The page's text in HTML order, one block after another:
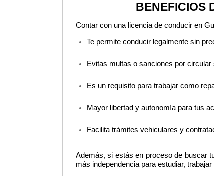
BENEFICIOS
Contar con una licencia de conducir en
Te permite conducir legalmente sin
Evitas multas o sanciones por circular
Es un requisito para trabajar como
Mayor libertad y autonomía para tus
Facilita trámites vehiculares y
Además, si estás en proceso de buscar
más independencia para estudiar,